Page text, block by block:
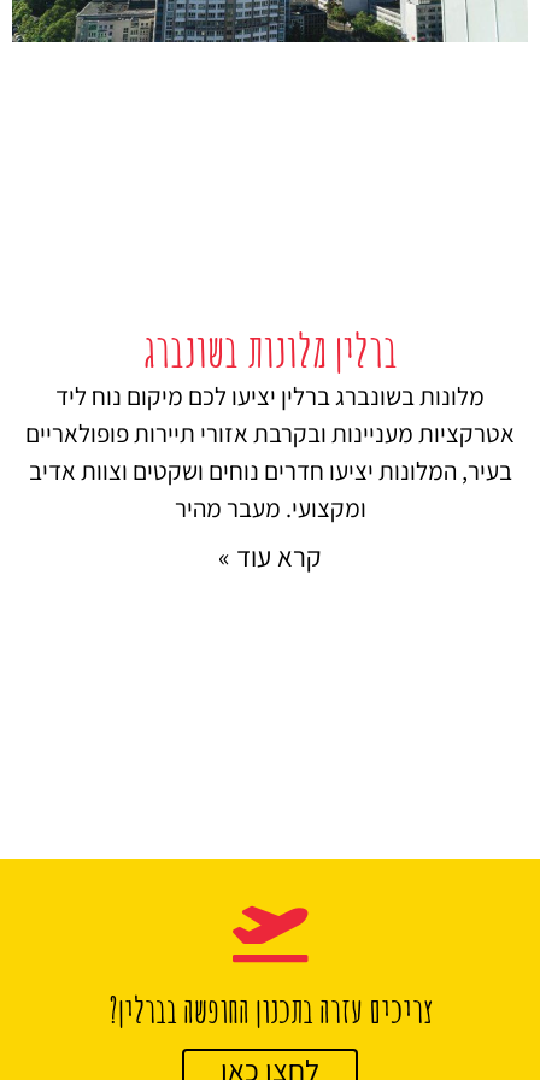
ברלין מלונות בשונברג
מלונות בשונברג ברלין יציעו לכם מיקום נוח ליד
אטרקציות מעניינות ובקרבת אזורי תיירות פופולאריים
בעיר, המלונות יציעו חדרים נוחים ושקטים וצוות אדיב
ומקצועי. מעבר מהיר
קרא עוד »
צריכים עזרה בתכנון החופשה בברלין?
לחצו כאן